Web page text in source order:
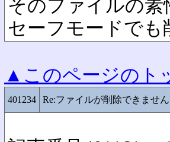
そのファイルの素
セーフモードで
▲このページのト
401234 Re:ファイルが削除できません